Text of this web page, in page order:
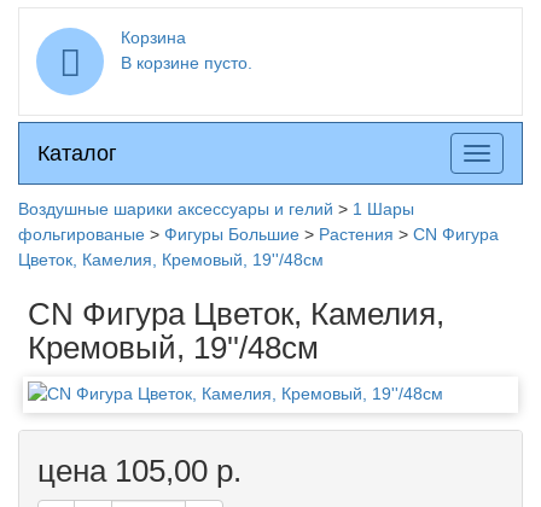
Корзина
В корзине пусто.
Каталог
Каталог
меню
Воздушные шарики аксессуары и гелий > 1 Шары
фольгированые > Фигуры Большие > Растения > CN Фигура
Цветок, Камелия, Кремовый, 19''/48см
CN Фигура Цветок, Камелия,
Кремовый, 19''/48см
цена 105,00 р.